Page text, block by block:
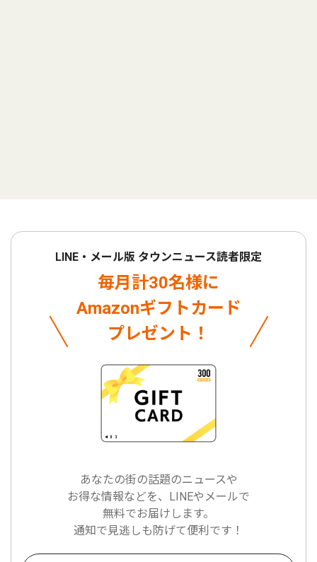
LINE・メール版 タウンニュース読者限定
毎月計30名様に
Amazonギフトカード
プレゼント！
あなたの街の話題のニュースや
お得な情報などを、LINEやメールで
無料でお届けします。
通知で見逃しも防げて便利です！